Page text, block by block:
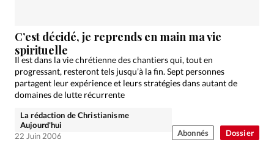
Dossier
C’est décidé, je reprends en main ma vie
spirituelle
Il est dans la vie chrétienne des chantiers qui, tout en
progressant, resteront tels jusqu’à la fin. Sept personnes
partagent leur expérience et leurs stratégies dans autant de
domaines de lutte récurrente
La rédaction de Christianisme
Aujourd'hui
22 Juin 2006
Abonnés